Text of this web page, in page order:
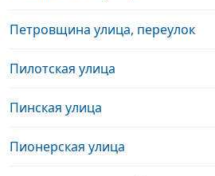
Петровщина улица, переулок
Пилотская улица
Пинская улица
Пионерская улица